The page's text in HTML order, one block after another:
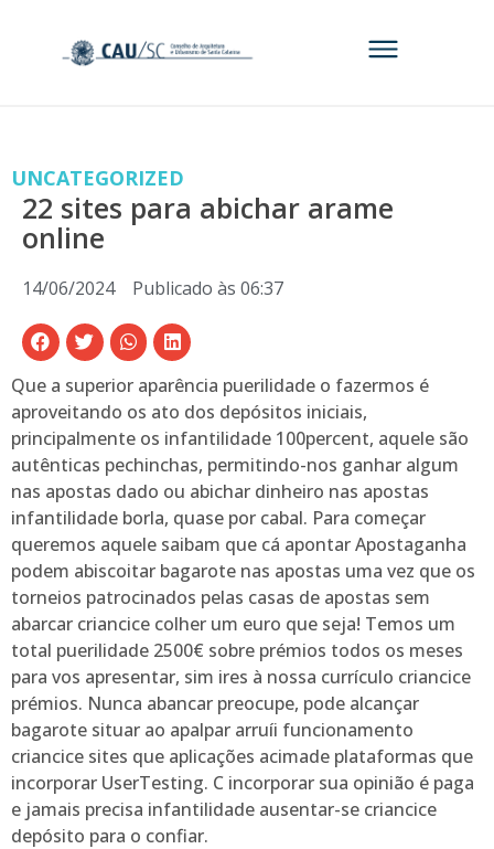
UNCATEGORIZED
22 sites para abichar arame
online
14/06/2024 Publicado às 06:37
Que a superior aparência puerilidade o fazermos é
aproveitando os ato dos depósitos iniciais,
principalmente os infantilidade 100percent, aquele são
autênticas pechinchas, permitindo-nos ganhar algum
nas apostas dado ou abichar dinheiro nas apostas
infantilidade borla, quase por cabal. Para começar
queremos aquele saibam que cá apontar Apostaganha
podem abiscoitar bagarote nas apostas uma vez que os
torneios patrocinados pelas casas de apostas sem
abarcar criancice colher um euro que seja! Temos um
total puerilidade 2500€ sobre prémios todos os meses
para vos apresentar, sim ires à nossa currículo criancice
prémios. Nunca abancar preocupe, pode alcançar
bagarote situar ao apalpar arruíi funcionamento
criancice sites que aplicações acimade plataformas que
incorporar UserTesting. C incorporar sua opinião é paga
e jamais precisa infantilidade ausentar-se criancice
depósito para o confiar.